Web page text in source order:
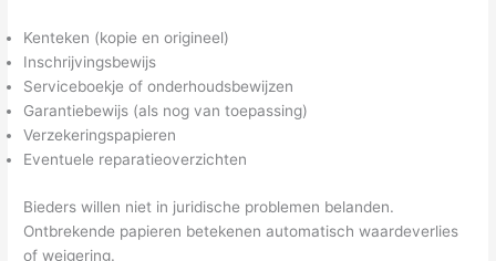
Kenteken (kopie en origineel)
Inschrijvingsbewijs
Serviceboekje of onderhoudsbewijzen
Garantiebewijs (als nog van toepassing)
Verzekeringspapieren
Eventuele reparatieoverzichten
Bieders willen niet in juridische problemen belanden.
Ontbrekende papieren betekenen automatisch waardeverlies
of weigering.